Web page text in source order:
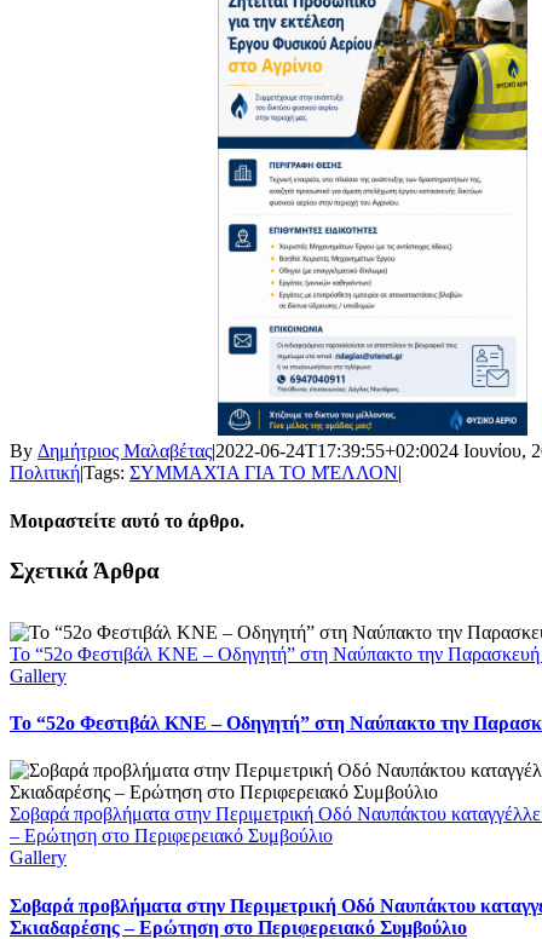
By Δημήτριος Μαλαβέτας|2022-06-24T17:39:55+02:0024 Ιουνίου,
Πολιτική|Tags: ΣΥΜΜΑΧΊΑ ΓΙΑ ΤΟ ΜΈΛΛΟΝ|
Μοιραστείτε αυτό το άρθρο.
Facebook
X
LinkedIn
WhatsApp
Email
Σχετικά Άρθρα
Το “52ο Φεστιβάλ ΚΝΕ – Οδηγητή” στη Ναύπακτο την
Gallery
Το “52ο Φεστιβάλ ΚΝΕ – Οδηγητή” στη Ναύπακτο την
Σοβαρά προβλήματα στην Περιμετρική Οδό Ναυπάκτου
– Ερώτηση στο Περιφερειακό Συμβούλιο
Gallery
Σοβαρά προβλήματα στην Περιμετρική Οδό Ναυπάκτου
Σκιαδαρέσης – Ερώτηση στο Περιφερειακό Συμβούλιο